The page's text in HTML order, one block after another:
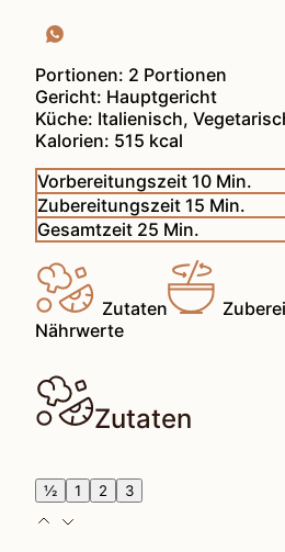
Portionen: 2 Portionen
Gericht: Hauptgericht
Küche: Italienisch,
Kalorien: 515 kcal
Vorbereitungszeit 10Minuten
Min.
Zubereitungszeit 15 Minuten
Min.
Gesamtzeit 25 Minuten
Min.
Zutaten
Nährwerte
Zutaten
½ 1 2 3